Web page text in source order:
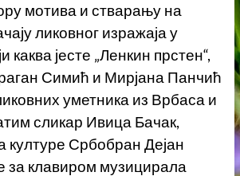
мотива и стварању на
ликовног изражаја у
каква јесте „Ленкин прстен“,
Симић и Мирјана Панчић
уметника из Врбаса и
сликар Ивица Бачак,
културе Србобран Дејан
за клавиром музицирала